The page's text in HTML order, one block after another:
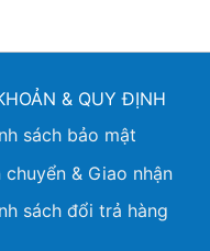
& QUY ĐỊNH
sách bảo mật
chuyển & Giao nhận
sách đổi trả hàng